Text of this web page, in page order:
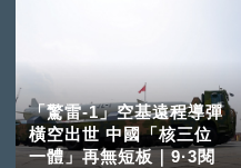
「驚雷-1」空基遠程導彈
橫空出世 中國「核三位
一體」再無短板｜9·3閱